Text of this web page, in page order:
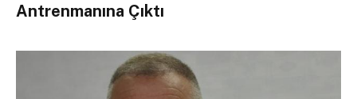
Antrenmanına Çıktı